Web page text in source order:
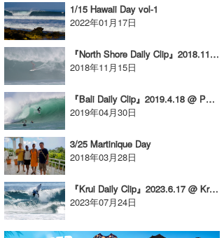
1/15 Hawaii Day vol-1
2022年01月17日
『North Shore Daily Clip』2018.11.14 @ Sunset Beach
2018年11月15日
『Bali Daily Clip』2019.4.18 @ Padang padang
2019年04月30日
3/25 Martinique Day
2018年03月28日
『Krui Daily Clip』2023.6.17 @ Krui / vol.2
2023年07月24日
Soulman
VAGY
waka☆=
YUKI☆
たっちー
ハンマー
まっきー
三輪予報士